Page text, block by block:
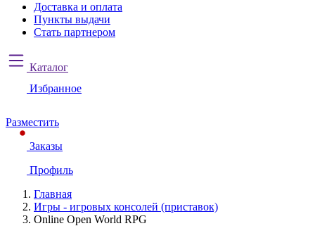
Доставка и оплата
Пункты выдачи
Стать партнером
Каталог
Избранное
Разместить
Заказы
Профиль
Главная
Игры - игровых консолей (приставок)
Online Open World RPG